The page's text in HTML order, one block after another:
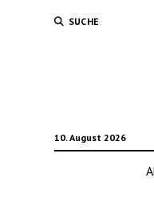
SUCHE
10. August 2026